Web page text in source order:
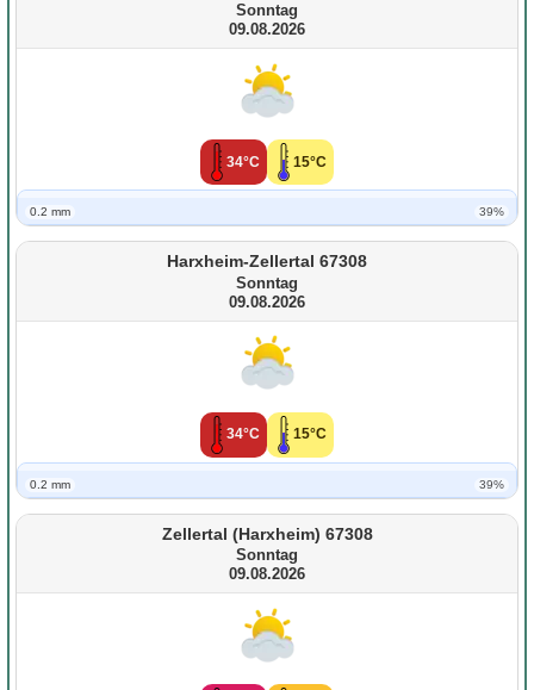
Sonntag
09.08.2026
34°C 15°C
0.2 mm 39%
Harxheim-Zellertal 67308
Sonntag
09.08.2026
34°C 15°C
0.2 mm 39%
Zellertal (Harxheim) 67308
Sonntag
09.08.2026